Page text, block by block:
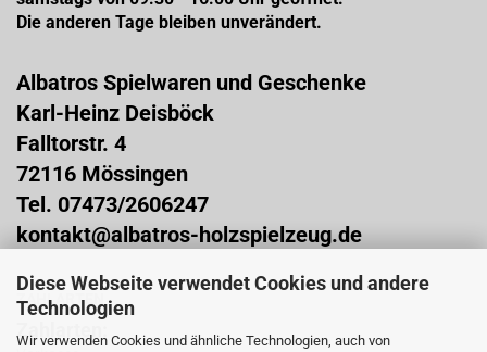
Diese Webseite verwendet Cookies und andere
Technologien
Wir verwenden Cookies und ähnliche Technologien, auch von
Die anderen Tage bleiben unverändert.
Albatros Spielwaren und Geschenke
Karl-Heinz Deisböck
Falltorstr. 4
72116 Mössingen
Tel. 07473/2606247
kontakt@albatros-holzspielzeug.de
ZAHLARTEN
Zahlarten: